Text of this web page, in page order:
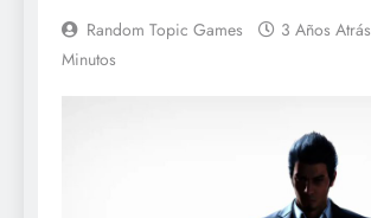
Random Topic Games 3 Años Atrás
Minutos